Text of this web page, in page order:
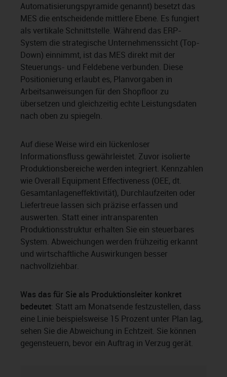
Automatisierungspyramide genannt) besetzt das
MES die entscheidende mittlere Ebene. Es fungiert
als vertikale Schnittstelle. Während das ERP-
System die strategische Unternehmenssicht (Top-
Down) einnimmt, ist das MES direkt mit der
Steuerungs- und Feldebene verbunden. Diese
Positionierung erlaubt es, Planvorgaben in
Arbeitsanweisungen für den Shopfloor zu
übersetzen und gleichzeitig echte Leistungsdaten
nach oben zu spiegeln.
Auf diese Weise wird ein lückenloser
Informationsfluss gewährleistet. Zuvor isolierte
Produktionsbereiche werden integriert. Kennzahlen
wie Overall Equipment Effectiveness (OEE, dt.
Gesamtanlageneffektivität), Durchlaufzeiten oder
Liefertreue lassen sich präzise erfassen und
auswerten. Statt einer intransparenten
Produktionsstruktur erhalten Sie ein steuerbares
System. Abweichungen werden frühzeitig erkannt
und wirtschaftliche Auswirkungen besser
nachvollziehbar.
Was das für Sie als Produktionsleiter konkret
bedeutet: Statt am Monatsende festzustellen, dass
eine Linie beispielsweise 15 Prozent unter Plan lag,
sehen Sie die Abweichung in Echtzeit. Sie können
gegensteuern, bevor ein Auftrag in Verzug gerät.